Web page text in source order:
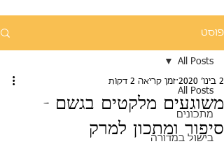
פוסט
All Posts
מתכונים
בישול במדורה
All Posts
משוגעים מלקטים בגשם -
סיפור ומתכון למרק
2 בינו׳ 2020 זמן קריאה 2 דקות